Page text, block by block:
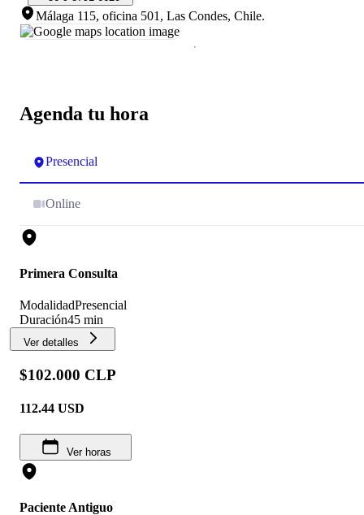
Agenda tu hora
Presencial
Online
Primera Consulta
ModalidadPresencial
Duración45 min
Ver detalles
$102.000 CLP
112.44 USD
Ver horas
Paciente Antiguo
Málaga 115, oficina 501, Las Condes, Chile.